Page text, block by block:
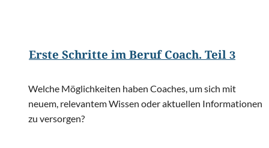
Erste Schritte im Beruf Coach. Teil 3
Welche Möglichkeiten haben Coaches, um sich mit
neuem, relevantem Wissen oder aktuellen Informationen
zu versorgen?